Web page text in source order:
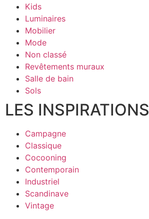
Kids
Luminaires
Mobilier
Mode
Non classé
Revêtements muraux
Salle de bain
Sols
LES INSPIRATIONS
Campagne
Classique
Cocooning
Contemporain
Industriel
Scandinave
Vintage